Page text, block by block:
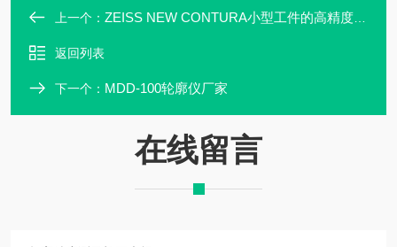
上一个： ZEISS NEW CONTURA小型工件的高精度三坐标测量机
返回列表
下一个： MDD-100轮廓仪厂家
在线留言